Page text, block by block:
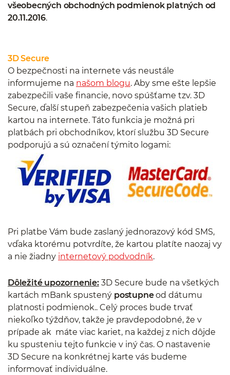
všeobecných obchodných podmienok platných od
20.11.2016.
3D Secure
O bezpečnosti na internete vás neustále
informujeme na našom blogu. Aby sme ešte lepšie
zabezpečili vaše financie, novo spúšťame tzv. 3D
Secure, ďalší stupeň zabezpečenia vašich platieb
kartou na internete. Táto funkcia je možná pri
platbách pri obchodníkov, ktorí službu 3D Secure
podporujú a sú označení týmito logami:
Pri platbe Vám bude zaslaný jednorazový kód SMS,
vďaka ktorému potvrdíte, že kartou platíte naozaj vy
a nie žiadny internetový podvodník.
Dôležité upozornenie:3D Secure bude na všetkých
kartách mBank spustený postupneod dátumu
platnosti podmienok.. Celý proces bude trvať
niekoľko týždňov, takže je pravdepodobné, že v
prípade ak máte viac kariet, na každej z nich dôjde
ku spusteniu tejto funkcie v iný čas. O nastavenie
3D Secure na konkrétnej karte vás budeme
informovať individuálne.